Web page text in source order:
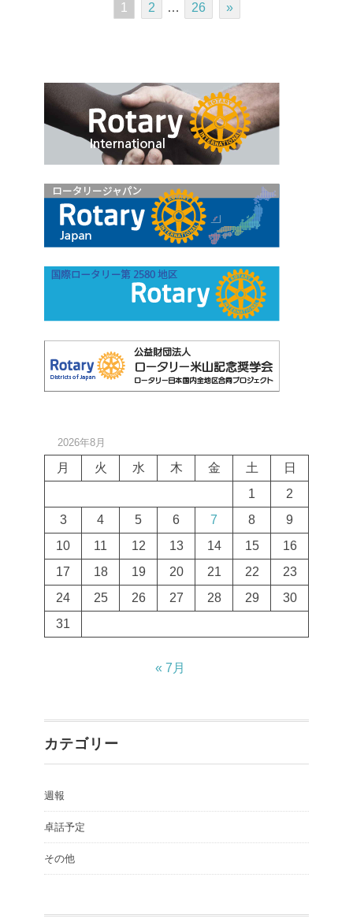
1 2 … 26 »
2026年8月
月 火 水 木 金 土
日
1
2
3
4 5 6 7 8
9
10
11 12 13 14 15
16
17
18 19 20 21 22
23
24
25 26 27 28 29
30
31
« 7月
カテゴリー
週報
卓話予定
その他